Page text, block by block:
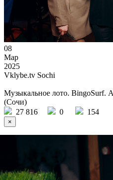
08
Мар
2025
Vklybe.tv Sochi
Музыкальное лото. BingoSurf.
(Сочи)
27 816
0 154
×